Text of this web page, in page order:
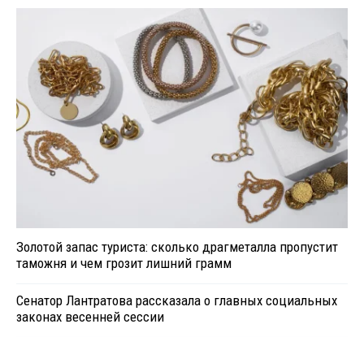
Золотой запас туриста: сколько драгметалла пропустит
таможня и чем грозит лишний грамм
Сенатор Лантратова рассказала о главных социальных
законах весенней сессии